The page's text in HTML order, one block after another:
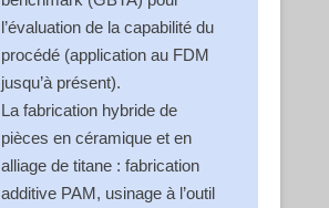
l’évaluation de la capabilité du
procédé (application au FDM
jusqu’à présent).
La fabrication hybride de
pièces en céramique et en
alliage de titane : fabrication
additive PAM, usinage à l’outil